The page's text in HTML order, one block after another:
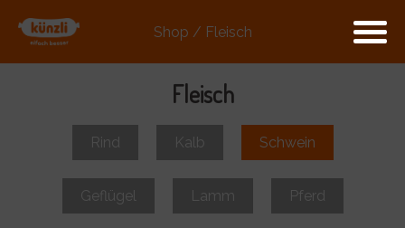
Shop / Fleisch
Fleisch
Rind Kalb Schwein
Geflügel Lamm Pferd